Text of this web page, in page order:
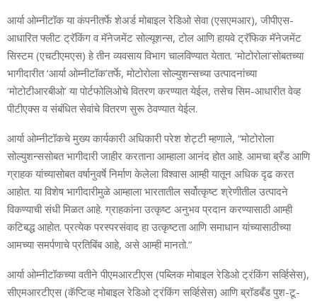
आर्या ओम्नीटॉक या कंपनीतर्फे शेअर्ड मोबाइल रेडिओ सेवा (एसएमआर), जीपीएस-
आधारित फ्लीट ट्रॅकिंग व मॅनेजमेंट सोल्यूशन्स, टोल आणि हायवे ट्रॅफिक मॅनेजमेंट
सिस्टम (एचटीएमएस) हे तीन व्यवसाय विभाग चालविण्यात येतात. ‘मोटोरोला’सोबतच्या
भागीदारीत ‘आर्या ओम्नीटॉक’तर्फे, मोटोरोला सोल्युशन्सच्या उत्पादनांच्या
‘मोटोटीआरबीओ’ या पोर्टफोलिओचे वितरण करण्यात येईल, तसेच सिम-आधारीत वेव्ह
पीटीएक्स व संबंधित सेवांचे वितरण सुरू ठेवण्यात येईल.
आर्या ओम्नीटॉकचे मुख्य कार्यकारी अधिकारी परेश शेट्टी म्हणाले, “मोटोरोला
सोल्युशन्ससोबत भागीदारी जाहीर करताना आम्हाला आनंद होत आहे. आमचा ब्रँड आणि
ग्राहक यांच्यासोबत वर्षानुवर्षे निर्माण केलेला विश्वास आम्ही यातून अधिक दृढ करत
आहोत. या विशेष भागीदारीमुळे आम्हाला भारतातील सर्वोत्कृष्ट श्रेणीतील उत्पादने
विकण्याची संधी मिळत आहे. ग्राहकांना उत्कृष्ट अनुभव प्रदान करण्यासाठी आम्ही
कटिबद्ध आहोत. प्रत्येक परस्परसंवाद हा उत्कृष्टता आणि समाधान यांच्यासाठीच्या
आमच्या समर्पणाचे प्रतिबिंब आहे, असे आम्ही मानतो.”
आर्या ओम्नीटॉकच्या वतीने पीएमआरटीएस (पब्लिक मोबाइल रेडिओ ट्रंकिंग सर्व्हिसेस),
सीएमआरटीएस (कॅप्टिव्ह मोबाइल रेडिओ ट्रंकिंग सर्व्हिसेस) आणि ब्रॉडबँड पुश-टू-